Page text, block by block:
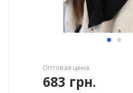
Оптовая цена
683 грн.